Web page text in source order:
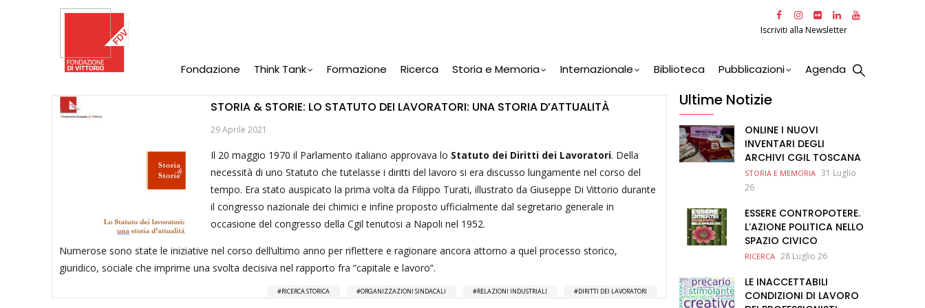
Iscriviti alla Newsletter
Navigation
Fondazione Think Tank Formazione Ricerca Storia e Memoria Internazionale Biblioteca Pubblicazioni Agenda
STORIA & STORIE: LO STATUTO DEI LAVORATORI: UNA STORIA D’ATTUALITÀ
29 Aprile 2021
Il 20 maggio 1970 il Parlamento italiano approvava lo Statuto dei Diritti dei Lavoratori. Della
necessità di uno Statuto che tutelasse i diritti del lavoro si era discusso lungamente nel corso del
tempo. Era stato auspicato la prima volta da Filippo Turati, illustrato da Giuseppe Di Vittorio durante
il congresso nazionale dei chimici e infine proposto ufficialmente dal segretario generale in
occasione del congresso della Cgil tenutosi a Napoli nel 1952.
Numerose sono state le iniziative nel corso dell’ultimo anno per riflettere e ragionare ancora attorno a quel processo storico,
giuridico, sociale che imprime una svolta decisiva nel rapporto fra “capitale e lavoro”.
RICERCA STORICA ORGANIZZAZIONI SINDACALI RELAZIONI INDUSTRIALI DIRITTI DEI LAVORATORI
Ultime Notizie
ONLINE I NUOVI
INVENTARI DEGLI
ARCHIVI CGIL TOSCANA
STORIA E MEMORIA 31 Luglio
26
ESSERE CONTROPOTERE.
L’AZIONE POLITICA NELLO
SPAZIO CIVICO
RICERCA 28 Luglio 26
LE INACCETTABILI
CONDIZIONI DI LAVORO